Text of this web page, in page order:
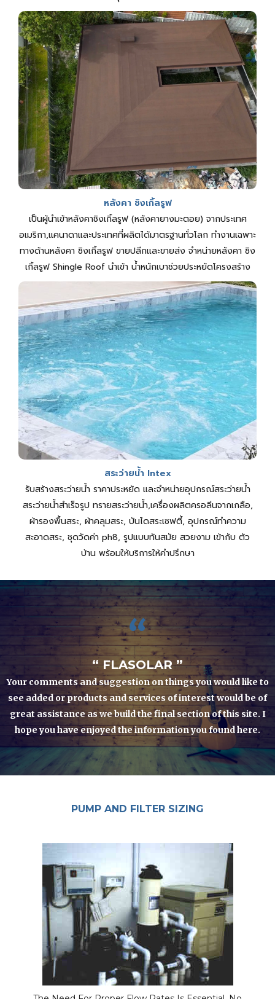
หลังคา ชิงเกิ้ลรูฟ
เป็นผู้นำเข้าหลังคาชิงเกิ้ลรูฟ (หลังคายางมะตอย) จากประเทศ
อเมริกา,แคนาดาและประเทศที่ผลิตได้มาตรฐานทั่วโลก ทำงานเฉพาะ
ทางด้านหลังคา ชิงเกิ้ลรูฟ ขายปลีกและขายส่ง จำหน่ายหลังคา ชิง
เกิ้ลรูฟ Shingle Roof นำเข้า น้ำหนักเบาช่วยประหยัดโครงสร้าง
สระว่ายน้ำ Intex
รับสร้างสระว่ายน้ำ ราคาประหยัด และจำหน่ายอุปกรณ์สระว่ายน้ำ
สระว่ายน้ำสําเร็จรูป ทรายสระว่ายน้ำ,เครื่องผลิตครอลีนจากเกลือ,
ผ้ารองพื้นสระ, ผ้าคลุมสระ, บันไดสระเซฟตี้, อุปกรณ์ทำความ
สะอาดสระ, ชุดวัดค่า ph8, รูปแบบทันสมัย สวยงาม เข้ากับ ตัว
บ้าน พร้อมให้บริการให้คำปรึกษา
“
“ FLASOLAR ”
Your comments and suggestion on things you would like to
see added or products and services of interest would be of
great assistance as we build the final section of this site. I
hope you have enjoyed the information you found here.
PUMP AND FILTER SIZING